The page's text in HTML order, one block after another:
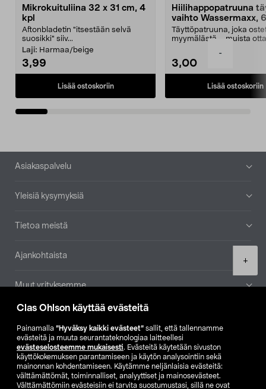
Clas Ohlson käyttää evästeitä
Painamalla ”Hyväksy kaikki evästeet” sallit, että tallennamme
evästeitä ja muuta seurantateknologiaa laitteellesi
evästeselosteemme mukaisesti. Evästeitä käytetään sivuston
käyttökokemuksen parantamiseen ja käytön analysointiin sekä
mainonnan kohdentamiseen. Käytämme neljänlaisia evästeitä:
välttämättömät, toiminnalliset, analyyttiset ja mainosevästeet.
Välttämättömiin evästeisiin ei tarvita suostumustasi, sillä ne ovat
-
+
Mikrokuituliina 32 x 31 cm, 4
kpl
Aftonbladetin "itsestään selvä
suosikki" siiv...
Laji: Harmaa/beige
3,99
Lisää ostoskoriin
Hiilihappopatruuna
vaihto Wassermaxx,
Täyttöpatruuna, joka
myymälästä – muista
3,00
Lisää ostoskoriin
Alatunniste
Asiakaspalvelu
Yleisiä kysymyksiä
Tietoa meistä
Ajankohtaista
Muut yrityksemme
Etsi myymälä
SE NO FI
FI SV